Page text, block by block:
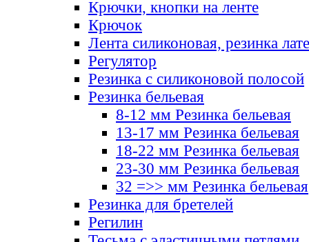
Крючки, кнопки на ленте
Крючок
Лента силиконовая, резинка
Регулятор
Резинка с силиконовой полосой
Резинка бельевая
8-12 мм Резинка бельевая
13-17 мм Резинка бельевая
18-22 мм Резинка бельевая
23-30 мм Резинка бельевая
32 =>> мм Резинка бельевая
Резинка для бретелей
Регилин